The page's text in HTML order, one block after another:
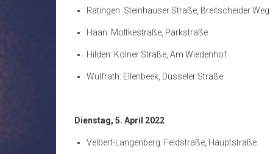
Ratingen: Steinhauser Straße, Breitscheider Weg
Haan: Moltkestraße, Parkstraße
Hilden: Kölner Straße, Am Wiedenhof
Wülfrath: Ellenbeek, Düsseler Straße
Dienstag, 5. April 2022
Velbert-Langenberg: Feldstraße, Hauptstraße